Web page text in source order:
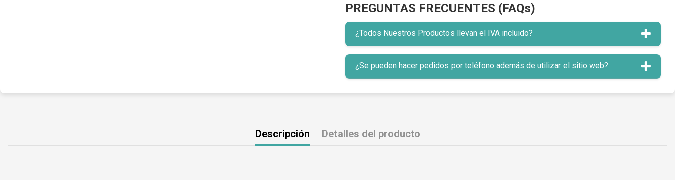
PREGUNTAS FRECUENTES (FAQs)
¿Todos Nuestros Productos llevan el IVA incluido?
¿Se pueden hacer pedidos por teléfono además de utilizar el sitio web?
Descripción Detalles del producto